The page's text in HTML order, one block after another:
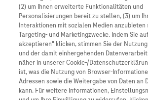
Links zu Websites Dritter werden
Servicegedankens angeboten. Der
keine Meinung über den Inhalt von
(2) um Ihnen erweiterte Funktionalitäten und
Personalisierungen bereit zu stellen, (3) um
Interaktionen mit sozialen Medien anzubieten
Targeting- und Marketingzwecke. Indem Sie
akzeptieren" klicken, stimmen Sie der
und der damit einhergehenden
näher in unserer Cookie-/
ist, was die Nutzung von Browser-
Adressen sowie die Weitergabe von Daten an
kann. Für weitere Informationen,